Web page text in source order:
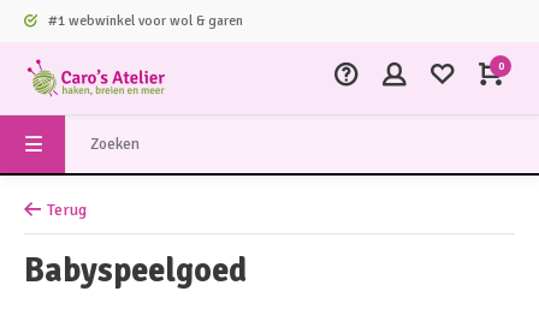
#1 webwinkel voor wol & garen
0
Terug
Babyspeelgoed